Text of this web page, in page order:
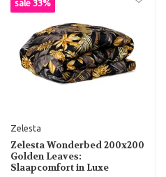
sale 33%
Zelesta
Zelesta Wonderbed 200x200
Golden Leaves:
Slaapcomfort in Luxe